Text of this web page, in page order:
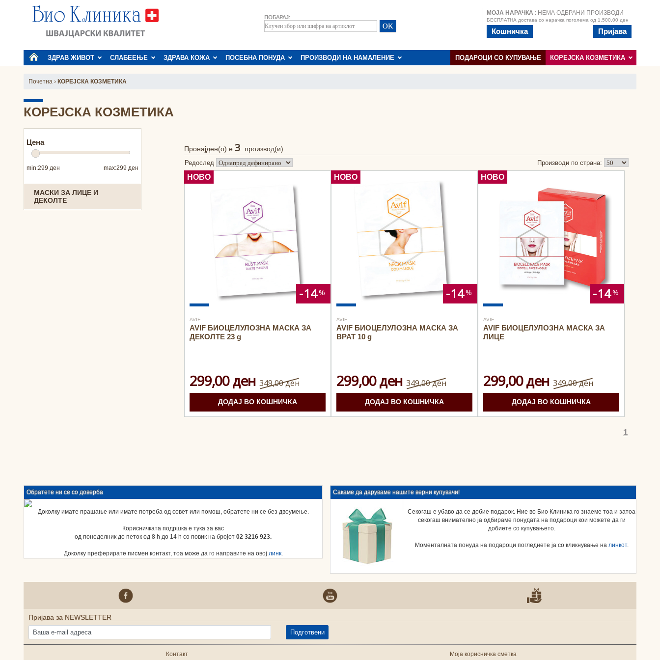
ПОБАРАЈ:
МОЈА НАРАЧКА : НЕМА ОДБРАНИ ПРОИЗВОДИ
БЕСПЛАТНА достава со нарачка поголема од 1.500,00 ден
Кошничка Пријава
ЗДРАВ ЖИВОТ СЛАБЕЕЊЕ ЗДРАВА КОЖА ПОСЕБНА ПОНУДА ПРОИЗВОДИ НА НАМАЛЕНИЕ КОРЕЈСКА КОЗМЕТИКА
ПОДАРОЦИ СО КУПУВАЊЕ
Почетна › КОРЕЈСКА КОЗМЕТИКА
КОРЕЈСКА КОЗМЕТИКА
Цена
min:299 ден max:299 ден
МАСКИ ЗА ЛИЦЕ И
ДЕКОЛТЕ
Пронајден(о) е 3 производ(и)
Редослед Производи по страна:
AVIF
AVIF БИОЦЕЛУЛОЗНА МАСКА ЗА
ДЕКОЛТЕ 23 g
НОВО
14
299,00 ден 349,00 ден
ДОДАЈ ВО КОШНИЧКА
AVIF
AVIF БИОЦЕЛУЛОЗНА МАСКА ЗА
ВРАТ 10 g
НОВО
14
299,00 ден 349,00 ден
ДОДАЈ ВО КОШНИЧКА
AVIF
AVIF БИОЦЕЛУЛОЗНА МАСКА ЗА
ЛИЦЕ
НОВО
14
299,00 ден 349,00 ден
ДОДАЈ ВО КОШНИЧКА
1
Обратете ни се со доверба
Доколку имате прашање или имате потреба од совет или помош, обратете ни се без двоумење.
Корисничката подршка е тука за вас
од понеделник до петок од 8 h до 14 h со повик на бројот 02 3216 923.
Доколку преферирате писмен контакт, тоа може да го направите на овој линк.
Сакаме да даруваме нашите верни купувачи!
Секогаш е убаво да се добие подарок. Ние во Био Клиника го знаеме тоа и затоа
секогаш внимателно ја одбираме понудата на подароци кои можете да ги
добиете со купувањето.
Моменталната понуда на подароци погледнете ја со кликнување на линкот.
Пријава за NEWSLETTER
Контакт Моја корисничка сметка